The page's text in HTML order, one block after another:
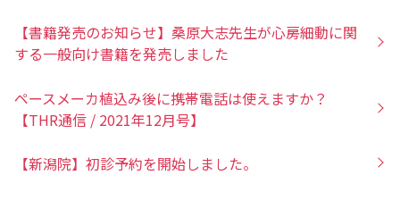
【書籍発売のお知らせ】桑原大志先生が心房細動に関
する一般向け書籍を発売しました
ペースメーカ植込み後に携帯電話は使えますか？
【THR通信 / 2021年12月号】
【新潟院】初診予約を開始しました。